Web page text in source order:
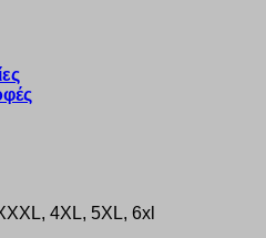
4XL, 5XL, 6xl